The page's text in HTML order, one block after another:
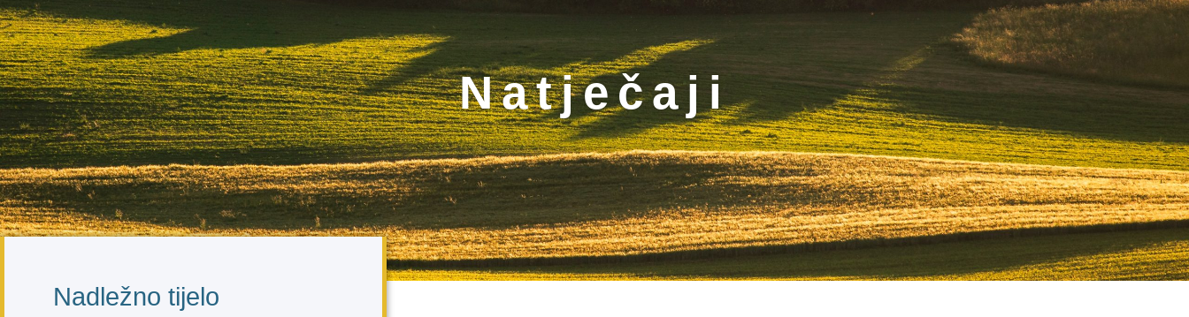
Natječaji
Nadležno tijelo